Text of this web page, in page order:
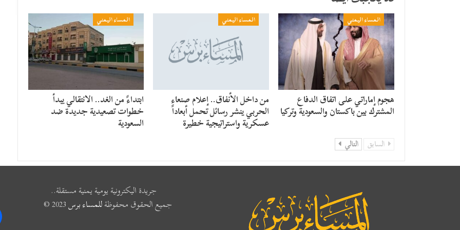
المساء اليمني
هجوم إماراتي على اتفاق الدفاع
المشترك بين باكستان والسعودية وتركيا
المساء اليمني
من داخل الأنفاق.. إعلام صنعاء
الحربي ينشر رسائل تحمل أبعاداً
عسكرية واستراتيجية خطيرة
المساء اليمني
​ابتداءً من الغد.. الانتقالي يبدأ
خطوات تصعيدية جديدة ضد
السعودية
السابق التالي
جريدة اليكترونية يومية يمنية مستقلة..
جميع الحقوق محفوظةللمساء برس